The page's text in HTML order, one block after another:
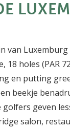
van
18 holes (PAR
en putting
beekje
geven
salon,